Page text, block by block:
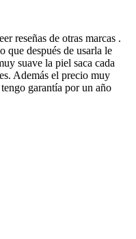
reseñas de otras marcas .
que después de usarla le
suave la piel saca cada
Además el precio muy
garantía por un año